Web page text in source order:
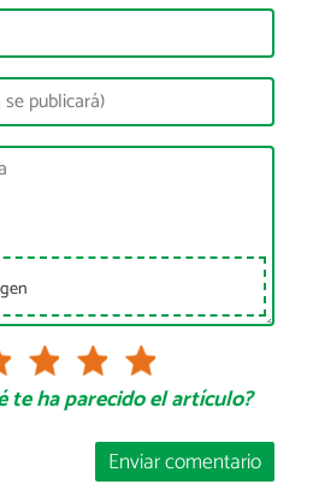
te ha parecido el artículo?
Enviar comentario